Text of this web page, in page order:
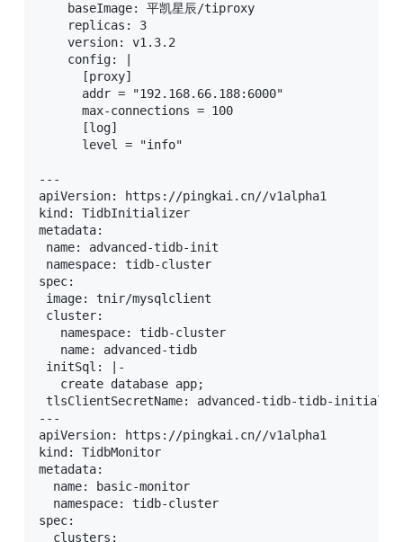
    baseImage: 平凯星辰/tiproxy
    replicas: 3
    version: v1.3.2
    config: |
      [proxy]
      addr = "192.168.66.188:6000"
      max-connections = 100
      [log]
      level = "info"
---
apiVersion: https://pingkai.cn//v1alpha1
kind: TidbInitializer
metadata:
name: advanced-tidb-init
namespace: tidb-cluster
spec:
image: tnir/mysqlclient
cluster:
   namespace: tidb-cluster
   name: advanced-tidb
initSql: |-
   create database app;
tlsClientSecretName: advanced-tidb-tidb-
---
apiVersion: https://pingkai.cn//v1alpha1
kind: TidbMonitor
metadata:
  name: basic-monitor
  namespace: tidb-cluster
spec:
  clusters: